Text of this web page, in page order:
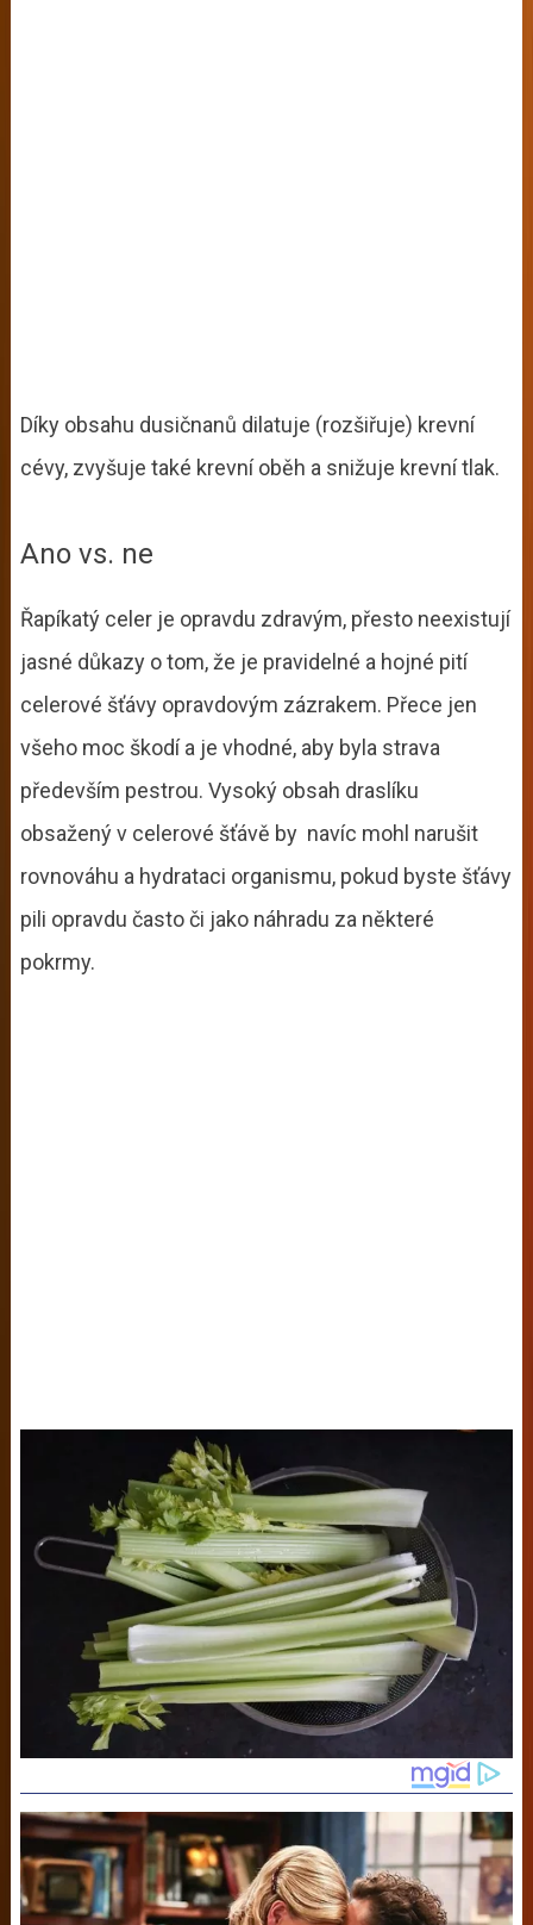
Díky obsahu dusičnanů dilatuje (rozšiřuje) krevní
cévy, zvyšuje také krevní oběh a snižuje krevní tlak.
Ano vs. ne
Řapíkatý celer je opravdu zdravým, přesto neexistují
jasné důkazy o tom, že je pravidelné a hojné pití
celerové šťávy opravdovým zázrakem. Přece jen
všeho moc škodí a je vhodné, aby byla strava
především pestrou. Vysoký obsah draslíku
obsažený v celerové šťávě by navíc mohl narušit
rovnováhu a hydrataci organismu, pokud byste šťávy
pili opravdu často či jako náhradu za některé
pokrmy.